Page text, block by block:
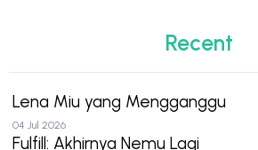
Recent
Lena Miu yang Mengganggu
04 Jul 2026
Fulfill: Akhirnya Nemu Lagi